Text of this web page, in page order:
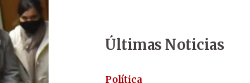
Últimas Noticias
Política